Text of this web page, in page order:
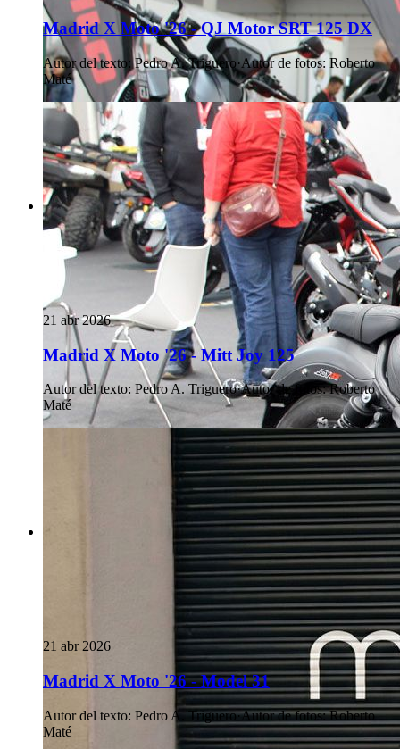
Madrid X Moto '26 - QJ Motor SRT 125 DX
Autor del texto: Pedro A. Triguero·Autor de fotos: Roberto
Maté
21 abr 2026
Madrid X Moto '26 - Mitt Joy 125
Autor del texto: Pedro A. Triguero·Autor de fotos: Roberto
Maté
21 abr 2026
Madrid X Moto '26 - Model 31
Autor del texto: Pedro A. Triguero·Autor de fotos: Roberto
Maté